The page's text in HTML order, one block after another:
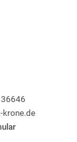
krone.de